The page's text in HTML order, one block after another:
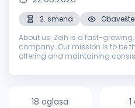
2. smena
About us: Zelh is a fast-
company. Our mission is to be
offering and maintaining
with customer...
18 oglasa